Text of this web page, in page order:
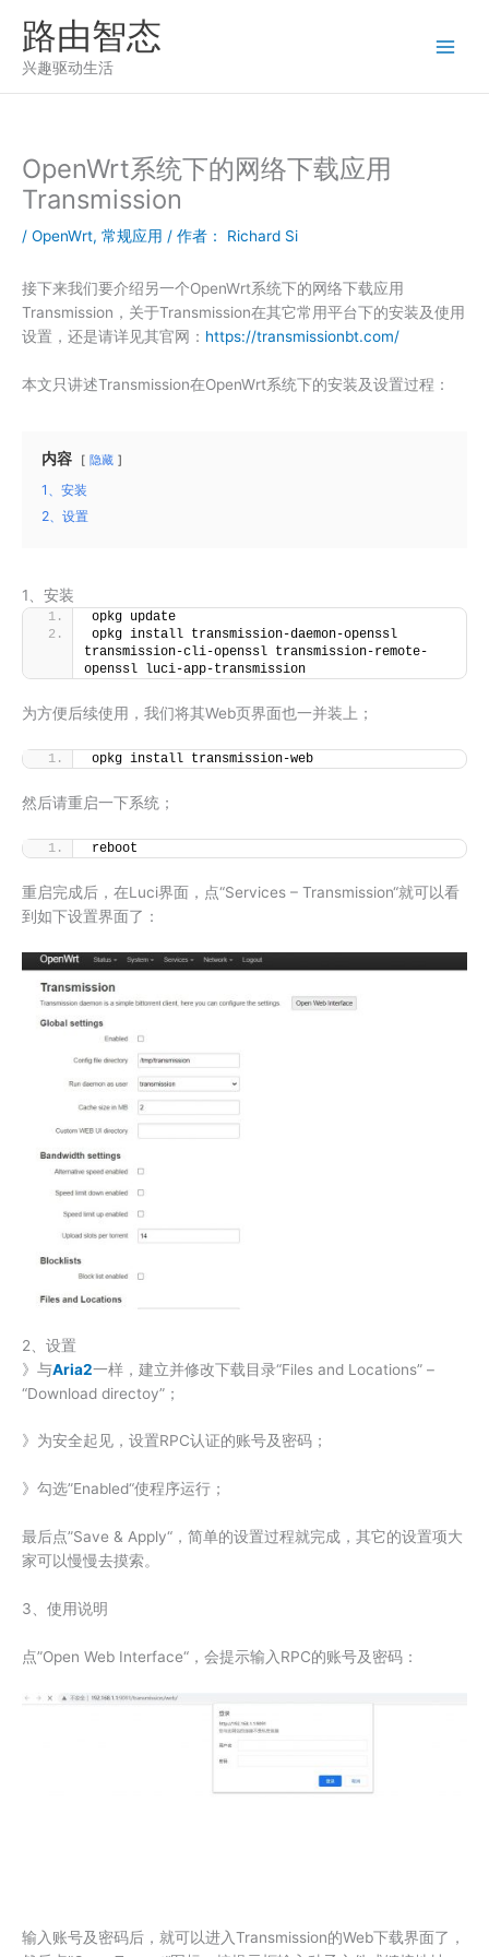
路由智态
兴趣驱动生活
OpenWrt系统下的网络下载应用
Transmission
/ OpenWrt, 常规应用 / 作者： Richard Si
接下来我们要介绍另一个OpenWrt系统下的网络下载应用
Transmission，关于Transmission在其它常用平台下的安装及使用
设置，还是请详见其官网： https://transmissionbt.com/
本文只讲述Transmission在OpenWrt系统下的安装及设置过程：
内容 隐藏
1、安装
2、设置
1、安装
opkg update
opkg install transmission-daemon-openssl
transmission-cli-openssl transmission-remote-
openssl luci-app-transmission
为方便后续使用，我们将其Web页界面也一并装上；
opkg install transmission-web
然后请重启一下系统；
reboot
重启完成后，在Luci界面，点“Services – Transmission“就可以看
到如下设置界面了：
2、设置
》与Aria2一样，建立并修改下载目录“Files and Locations” –
“Download directoy”；
》为安全起见，设置RPC认证的账号及密码；
》勾选”Enabled“使程序运行；
最后点”Save & Apply“，简单的设置过程就完成，其它的设置项大
家可以慢慢去摸索。
3、使用说明
点”Open Web Interface“，会提示输入RPC的账号及密码：
输入账号及密码后，就可以进入Transmission的Web下载界面了，